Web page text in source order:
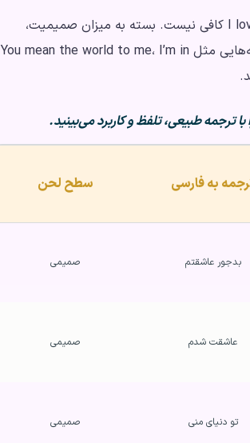
اگر می‌خواهید به انگلیسی عاشقانه حرف بزنید، فقط گفتن I love you کافی نیست. بسته به میزان صمیمیت،
موقعیت و احساسی که می‌خواهید منتقل کنید، می‌توانید از جمله‌هایی مثل You mean the world to me، I’m in
ترجمه طبیعی، تلفظ و کاربرد می‌بینید.
به فارسی سطح لحن
بدجور عاشقتم صمیمی
عاشقت شدم صمیمی
تو دنیای منی صمیمی